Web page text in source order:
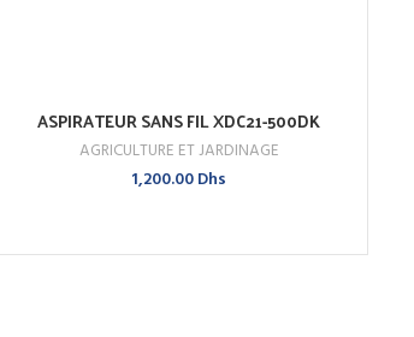
AJOUTER AU PANIER
ACHETEZ MAINTENANT
ASPIRATEUR SANS FIL XDC21-500DK
AGRICULTURE ET JARDINAGE
1,200.00Dhs